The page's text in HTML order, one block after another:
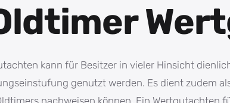
kann für Besitzer in vieler Hinsicht
genutzt werden. Es dient zudem
nachweisen können. Ein